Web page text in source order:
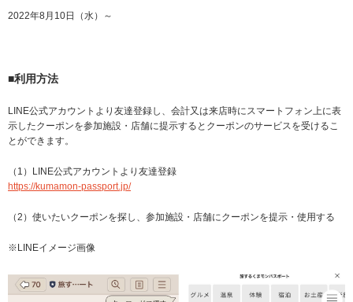
2022年8月10日（水）～
■利用方法
LINE公式アカウントより友達登録し、会計又は来店時にスマートフォン上に表
示したクーポンを参加施設・店舗に提示するとクーポンのサービスを受けるこ
とができます。
（1）LINE公式アカウントより友達登録
https://kumamon-passport.jp/
（2）使いたいクーポンを探し、参加施設・店舗にクーポンを提示・使用する
※LINEイメージ画像